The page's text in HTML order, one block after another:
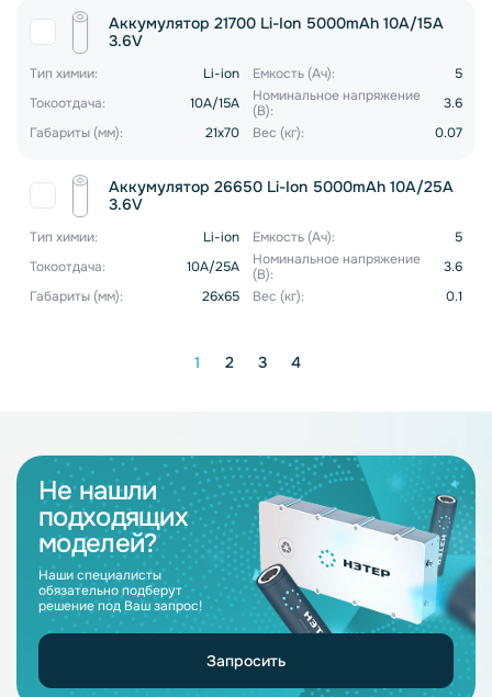
Аккумулятор 21700 Li-Ion 5000mAh 10A/15A
3.6V
Тип химии: Li-ion Емкость (Ач):
5
Токоотдача:
10A/15A
Номинальное напряжение
(В):
3.6
Габариты (мм):
21x70 Вес (кг): 0.07
Аккумулятор 26650 Li-Ion 5000mAh 10A/25A
3.6V
Тип химии: Li-ion Емкость (Ач):
5
Токоотдача:
10A/25A
Номинальное напряжение
(В):
3.6
Габариты (мм):
26х65 Вес (кг): 0.1
1 2 3 4
Не нашли
подходящих
моделей?
Наши специалисты
обязательно подберут
решение под Ваш запрос!
Запросить